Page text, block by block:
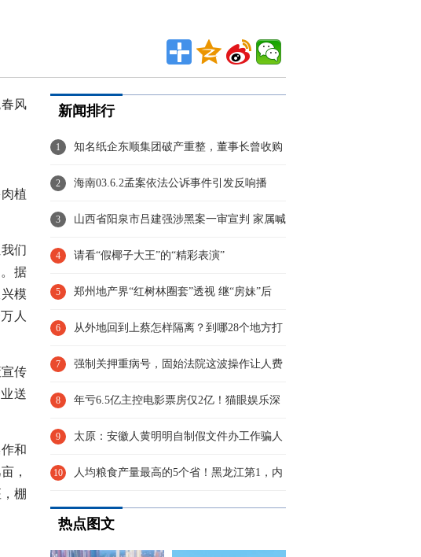
风
植
们
据
模
人
传
送
和
，
棚
新闻排行
1 知名纸企东顺集团破产重整，董事长曾收购
港
2 海南03.6.2孟案依法公诉事件引发反响播
3 山西省阳泉市吕建强涉黑案一审宣判 家属喊
冤
4 请看“假椰子大王”的“精彩表演”
5 郑州地产界“红树林圈套”透视 继“房妹”后
6 从外地回到上蔡怎样隔离？到哪28个地方打
疫
7 强制关押重病号，固始法院这波操作让人费
解
8 年亏6.5亿主控电影票房仅2亿！猫眼娱乐深
耕
9 太原：安徽人黄明明自制假文件办工作骗人
累
10 人均粮食产量最高的5个省！黑龙江第1，内
蒙
热点图文